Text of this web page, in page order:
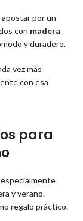
apostar por un
con madera
y duradero.
vez más
con esa
para
y verano.
regalo práctico.